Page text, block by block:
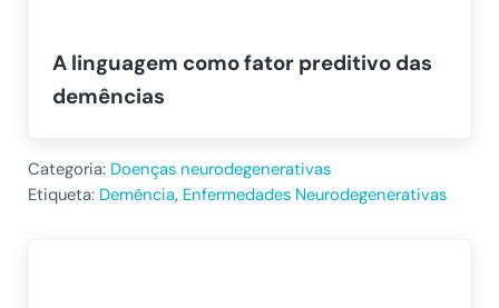
A linguagem como fator preditivo das
demências
Categoria: Doenças neurodegenerativas
Etiqueta: Demência, Enfermedades Neurodegenerativas